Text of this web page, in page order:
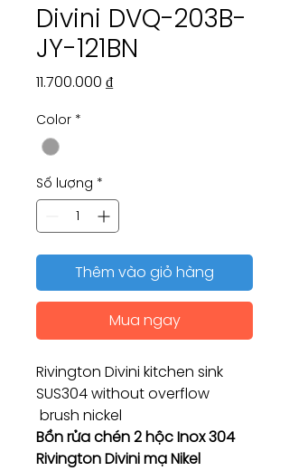
Divini DVQ-203B-
JY-121BN
11.700.000 ₫Giá
Color *
Số lượng *
Thêm vào giỏ hàng
Mua ngay
Rivington Divini kitchen sink
SUS304 without overflow
brush nickel
Bồn rửa chén 2 hộc Inox 304
Rivington Divini mạ Nikel